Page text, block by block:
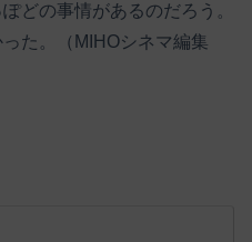
どの事情があるのだろう。
た。（MIHOシネマ編集